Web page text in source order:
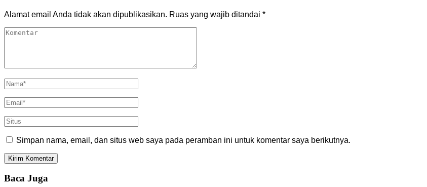
Alamat email Anda tidak akan dipublikasikan. Ruas yang wajib ditandai *
Simpan nama, email, dan situs web saya pada peramban ini untuk komentar saya berikutnya.
Baca Juga